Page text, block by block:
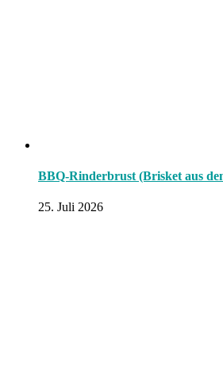
BBQ-Rinderbrust (Brisket aus
25. Juli 2026